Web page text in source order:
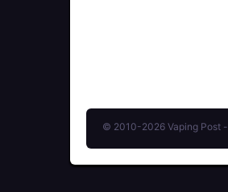
© 2010-2026 Vaping Post -